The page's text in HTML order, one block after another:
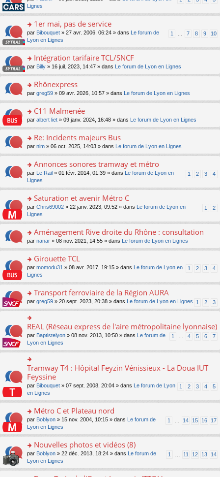
ntle
s
ré
e
o
n
lu
pl
ré
c
e
a
n
o
n
lu
le
u
ré
c
e
le
m
e
s
s
a
n
o
n
lu
pl
s
ré
c
nt
s
er
le
m
e
s
s
e
n
o
n
le
u
s
ré
e
nt
Lignes
o
s
er
le
m
e
s
g
e
n
o
lu
pl
u
ré
e
nt
1er mai, pas de service
1 7 8 9 10
par Bibouquet » 27 avr. 2006, 06:24 » dans
Le forum de
Lyon en Lignes
o
n
ult
er
le
m
e
a
g
e
n
n
pl
u
ré
e
nt
Intégration tarifaire TCL/SNCF
par Billy » 16 juil. 2023, 14:47 » dans Le forum de Lyon en Lignes
o
n
ult
er
le
m
e
a
g
e
n
o
lu
u
s
ré
e
nt
Rhônexpress
par greg59 » 09 avr. 2026, 10:57 » dans Le forum de Lyon en Lignes
o
n
ult
er
le
m
e
s
g
e
n
o
n
le
u
s
ré
c
nt
C11 Malmenée
par albert liet » 09 janv. 2024, 16:48 » dans Le forum de Lyon en Lignes
o
n
ult
er
le
m
e
s
s
e
n
o
n
le
s
ré
c
e
nt
Re: Incidents majeurs Bus
par nim » 06 oct. 2025, 14:03 » dans Le forum de Lyon en Lignes
o
s
er
le
m
e
s
s
e
n
o
n
lu
pl
s
ré
c
nt
Annonces sonores tramway et métro
1 2 3 4
par Le Rail » 01 févr. 2014, 01:39 » dans
Le forum de Lyon en
Lignes
o
s
er
le
m
e
s
s
e
n
o
n
lu
pl
ré
e
nt
Saturation et avenir Métro C
1 2
par Chris69002 » 22 janv. 2023, 09:52 » dans
Le forum de Lyon en
Lignes
o
n
ult
er
le
m
e
s
a
e
n
o
n
lu
le
pl
u
s
ré
c
e
nt
Aménagement Rive droite du Rhône : consultation
par nanar » 08 nov. 2021, 14:55 » dans Le forum de Lyon en Lignes
o
s
er
le
m
e
s
s
a
e
o
n
lu
le
pl
s
ré
c
e
nt
Girouette TCL
1 2 3 4
par momodu31 » 08 avr. 2017, 19:15 » dans
Le forum de Lyon en
Lignes
o
n
s
ult
er
le
m
e
s
a
e
n
lu
le
pl
s
ré
c
e
Transport ferroviaire de la Région AURA
1 2 3
par greg59 » 20 sept. 2023, 20:38 » dans Le forum de Lyon en Lignes
o
n
s
le
m
e
s
s
a
e
n
o
n
lu
le
pl
REAL (Réseau express de l'aire métropolitaine lyonnaise)
1 4 5 6 7
par Baptistelyon » 08 nov. 2013, 10:50 » dans
Le forum de
Lyon en Lignes
o
n
ult
le
m
e
s
s
g
e
n
o
Tramway T4 : Hôpital Feyzin Vénissieux - La Doua IUT
Feyssine
1 2 3 4 5
par Bibouquet » 07 sept. 2008, 20:04 » dans
Le forum de Lyon
en Lignes
o
s
er
le
m
e
Métro C et Plateau nord
1 14 15 16 17
par Boblyon » 15 nov. 2004, 10:15 » dans
Le forum de
Lyon en Lignes
o
s
Nouvelles photos et vidéos (8)
1 11 12 13 14
par Boblyon » 22 déc. 2013, 18:24 » dans
Le forum de
Lyon en Lignes